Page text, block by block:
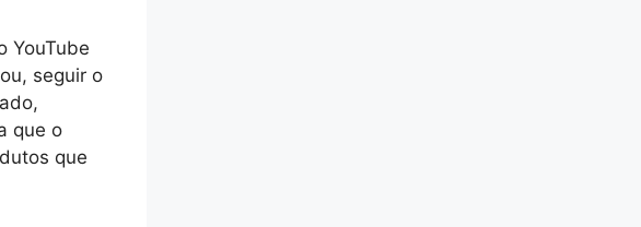
YouTube
seguir o
que o
que